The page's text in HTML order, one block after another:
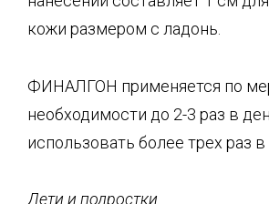
кожи размером с ладонь.
ФИНАЛГОН применяется по
необходимости до 2-3 раз в
использовать более трех раз в
Дети и подростки